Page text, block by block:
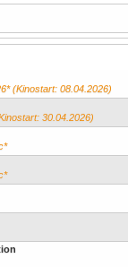
(Kinostart: 08.04.2026)
30.04.2026)